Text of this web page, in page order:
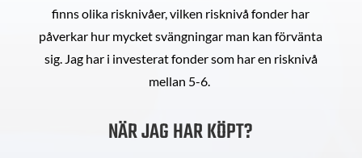
finns olika risknivåer, vilken risknivå fonder har
påverkar hur mycket svängningar man kan förvänta
sig. Jag har i investerat fonder som har en risknivå
mellan 5-6.
NÄR JAG HAR KÖPT?